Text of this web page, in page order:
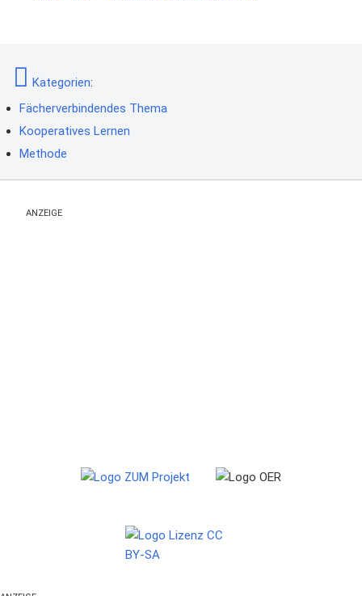
Kategorien:
Fächerverbindendes Thema
Kooperatives Lernen
Methode
ANZEIGE